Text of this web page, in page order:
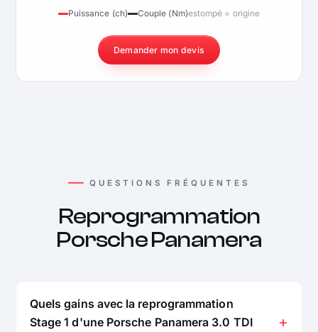
Puissance (ch) Couple (Nm)estompé = origine
Demander mon devis
QUESTIONS FRÉQUENTES
Reprogrammation
Porsche Panamera
Quels gains avec la reprogrammation
Stage 1 d'une Porsche Panamera 3.0 TDI